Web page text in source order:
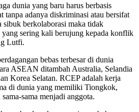
dunia yang baru harus berbasis
tanpa adanya diskriminasi atau bersifat
berkolaborasi maka tidak
sering kali berujung kepada konflik
Lutfi.
bebas terbesar di dunia
ASEAN ditambah Australia, Selandia
Korea Selatan. RCEP adalah kerja
di dunia yang memiliki Tiongkok,
sama menjadi anggota.